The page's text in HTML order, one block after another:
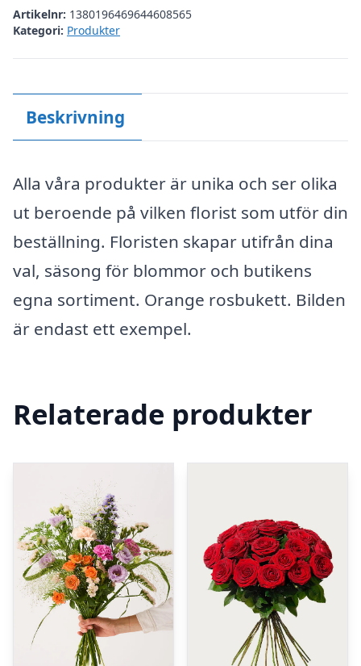
Artikelnr: 1380196469644608565
Kategori: Produkter
Beskrivning
Alla våra produkter är unika och ser olika
ut beroende på vilken florist som utför din
beställning. Floristen skapar utifrån dina
val, säsong för blommor och butikens
egna sortiment. Orange rosbukett. Bilden
är endast ett exempel.
Relaterade produkter